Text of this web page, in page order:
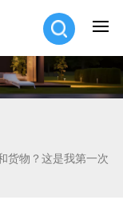
货物？这是我第一次